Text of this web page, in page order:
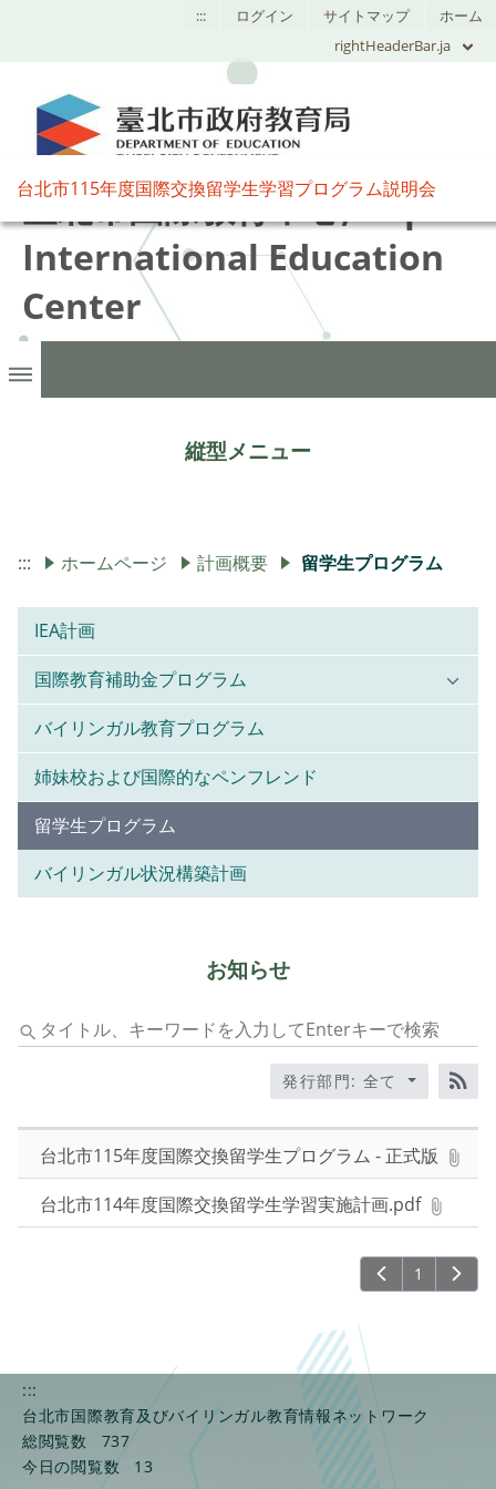
::: ログイン サイトマップ
ホーム
rightHeaderBar.ja
臺北市國際教育中心,Taipei
International Education
Center
台北市115年度国際交換留学生学習プログラム説明会
縦型メニュー
::: ホームページ 計画概要 留学生プログラム
IEA計画
国際教育補助金プログラム
バイリンガル教育プログラム
姉妹校および国際的なペンフレンド
留学生プログラム
バイリンガル状況構築計画
お知らせ
タ
イ
キ
ワ
ド
Enter
キ
ー
で
検
発行部門: 全て
RSS
台北市115年度国際交換留学生プログラム - 正式版
台北市114年度国際交換留学生学習実施計画.pdf
1
:::
台北市国際教育及びバイリンガル教育情報ネットワーク
総閲覧数
737
今日の閲覧数
13